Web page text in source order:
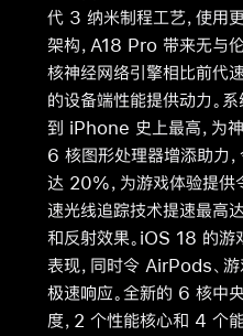
代 3 纳米制程工艺，使用
架构，A18 Pro 带来无与
核神经网络引擎相比前代
的设备端性能提供动力。
到 iPhone 史上最高，为
6 核图形处理器增添助力
达 20%，为游戏体验提供
速光线追踪技术提速最高
和反射效果。iOS 18 的游
表现，同时令 AirPods、
极速响应。全新的 6 核中
度，2 个性能核心和 4 个